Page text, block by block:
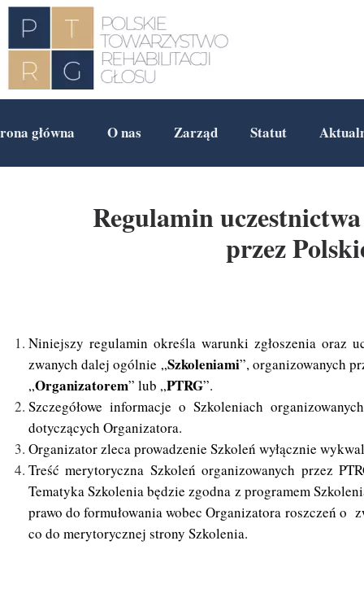
Niniejszy regulamin określa warunki zgłoszenia oraz
zwanych dalej ogólnie „Szkoleniami”, organizowanych
„Organizatorem” lub „PTRG”.
Szczegółowe informacje o Szkoleniach
dotyczących Organizatora.
Organizator zleca prowadzenie Szkoleń wyłącznie
Treść merytoryczna Szkoleń organizowanych przez
Tematyka Szkolenia będzie zgodna z programem
prawo do formułowania wobec Organizatora roszczeń o
co do merytorycznej strony Szkolenia.
Regulamin
przez
główna O nas Zarząd Statut